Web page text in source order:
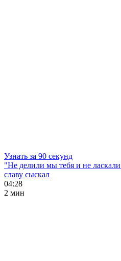
Узнать за 90 секунд
"Не делили мы тебя и не
славу сыскал
04:28
2 мин